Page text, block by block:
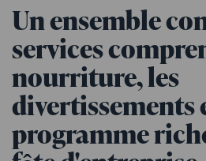
Un ensemble
services
nourriture, les
divertissements
programme